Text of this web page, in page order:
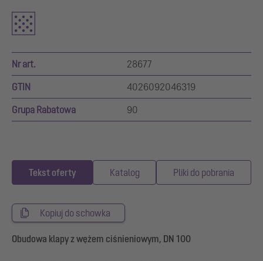
Nr art. 28677
GTIN 4026092046319
Grupa Rabatowa 90
Tekst oferty Katalog Pliki do pobrania
Kopiuj do schowka
Obudowa klapy z wężem ciśnieniowym, DN 100